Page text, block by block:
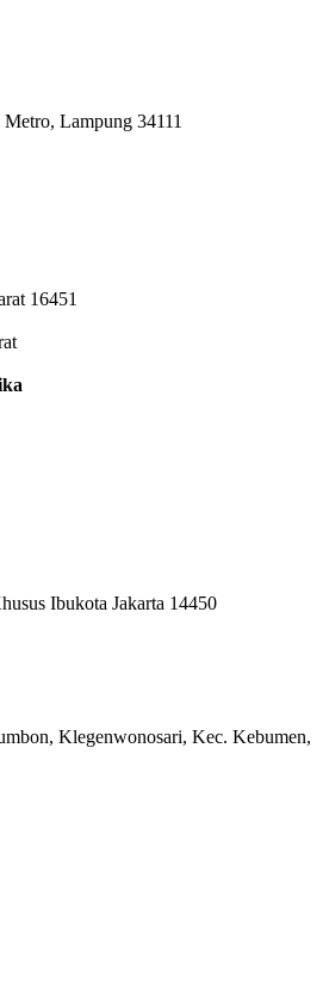
Lampung 34111
16451
Ibukota Jakarta 14450
Klegenwonosari, Kec. Kebumen,